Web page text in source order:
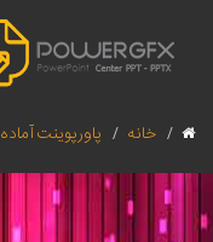
خانه پاورپوینت آماده